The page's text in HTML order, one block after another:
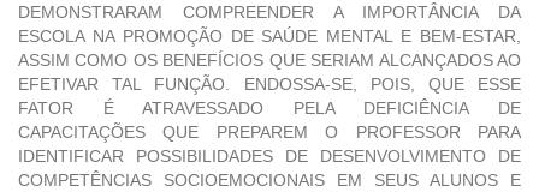
DEMONSTRARAM COMPREENDER A IMPORTÂNCIA DA
ESCOLA NA PROMOÇÃO DE SAÚDE MENTAL E BEM-ESTAR,
ASSIM COMO OS BENEFÍCIOS QUE SERIAM ALCANÇADOS AO
EFETIVAR TAL FUNÇÃO. ENDOSSA-SE, POIS, QUE ESSE
FATOR É ATRAVESSADO PELA DEFICIÊNCIA DE
CAPACITAÇÕES QUE PREPAREM O PROFESSOR PARA
IDENTIFICAR POSSIBILIDADES DE DESENVOLVIMENTO DE
COMPETÊNCIAS SOCIOEMOCIONAIS EM SEUS ALUNOS E